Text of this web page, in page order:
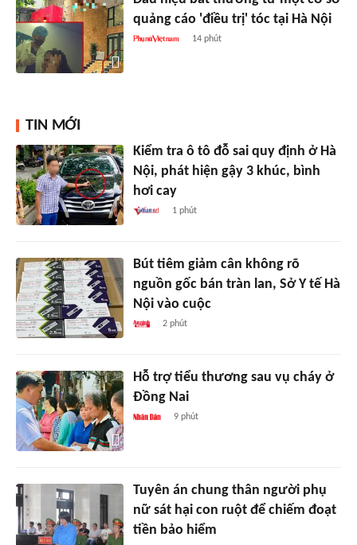
quảng cáo 'điều trị' tóc tại Hà Nội
14 phút
TIN MỚI
Kiểm tra ô tô đỗ sai quy định ở Hà
Nội, phát hiện gậy 3 khúc, bình
hơi cay
1 phút
Bút tiêm giảm cân không rõ
nguồn gốc bán tràn lan, Sở Y tế Hà
Nội vào cuộc
2 phút
Hỗ trợ tiểu thương sau vụ cháy ở
Đồng Nai
9 phút
Tuyên án chung thân người phụ
nữ sát hại con ruột để chiếm đoạt
tiền bảo hiểm